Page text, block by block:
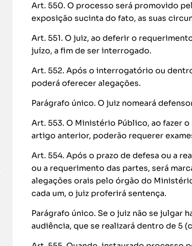
Art. 550. O processo será promovido
exposição sucinta do fato, as suas
Art. 551. O juiz, ao deferir o
juízo, a fim de ser interrogado.
Art. 552. Após o interrogatório ou
poderá oferecer alegações.
Parágrafo único. O juiz nomeará
Art. 553. O Ministério Público, ao fazer
artigo anterior, poderão requerer
Art. 554. Após o prazo de defesa ou a
ou a requerimento das partes, será
alegações orais pelo órgão do
cada um, o juiz proferirá sentença.
Parágrafo único. Se o juiz não se julgar
audiência, que se realizará dentro de 5